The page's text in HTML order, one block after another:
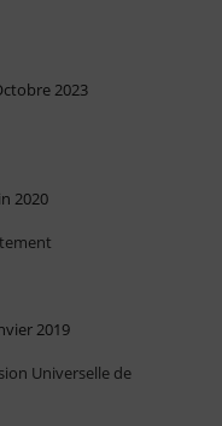
2023
2020
2019
Universelle de